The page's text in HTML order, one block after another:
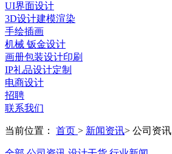
UI界面设计
3D设计建模渲染
手绘插画
机械 钣金设计
画册包装设计印刷
IP礼品设计定制
电商设计
招聘
联系我们
当前位置： 首页 > 新闻资讯> 公司资讯